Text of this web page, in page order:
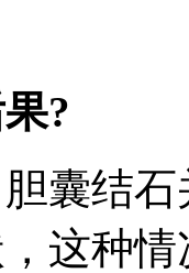
?
结石
这种